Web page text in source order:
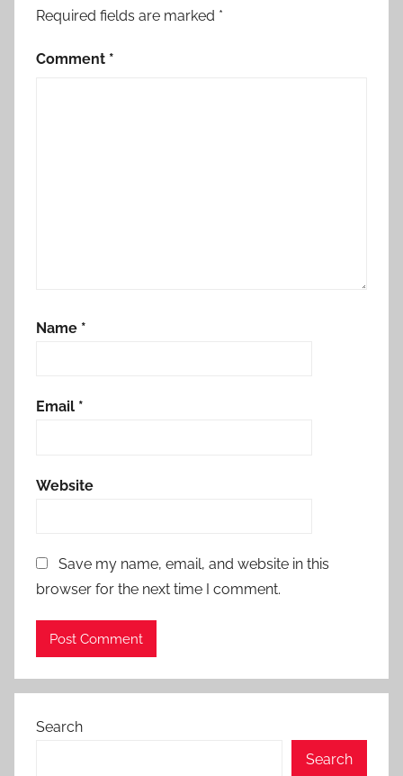
Required fields are marked *
Comment *
Name *
Email *
Website
Save my name, email, and website in this
browser for the next time I comment.
Search
Search